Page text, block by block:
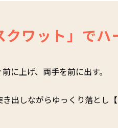
クワット」でハ
に上げ、両手を前に出す。
き出しながらゆっくり落と